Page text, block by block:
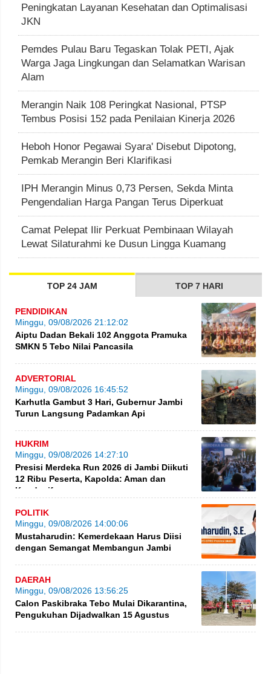
Peningkatan Layanan Kesehatan dan Optimalisasi
JKN
Pemdes Pulau Baru Tegaskan Tolak PETI, Ajak
Warga Jaga Lingkungan dan Selamatkan Warisan
Alam
Merangin Naik 108 Peringkat Nasional, PTSP
Tembus Posisi 152 pada Penilaian Kinerja 2026
Heboh Honor Pegawai Syara' Disebut Dipotong,
Pemkab Merangin Beri Klarifikasi
IPH Merangin Minus 0,73 Persen, Sekda Minta
Pengendalian Harga Pangan Terus Diperkuat
Camat Pelepat Ilir Perkuat Pembinaan Wilayah
Lewat Silaturahmi ke Dusun Lingga Kuamang
TOP 24 JAM TOP 7 HARI
PENDIDIKAN
Minggu, 09/08/2026 21:12:02
Aiptu Dadan Bekali 102 Anggota Pramuka
SMKN 5 Tebo Nilai Pancasila
ADVERTORIAL
Minggu, 09/08/2026 16:45:52
Karhutla Gambut 3 Hari, Gubernur Jambi
Turun Langsung Padamkan Api
HUKRIM
Minggu, 09/08/2026 14:27:10
Presisi Merdeka Run 2026 di Jambi Diikuti
12 Ribu Peserta, Kapolda: Aman dan
Kondusif
POLITIK
Minggu, 09/08/2026 14:00:06
Mustaharudin: Kemerdekaan Harus Diisi
dengan Semangat Membangun Jambi
DAERAH
Minggu, 09/08/2026 13:56:25
Calon Paskibraka Tebo Mulai Dikarantina,
Pengukuhan Dijadwalkan 15 Agustus